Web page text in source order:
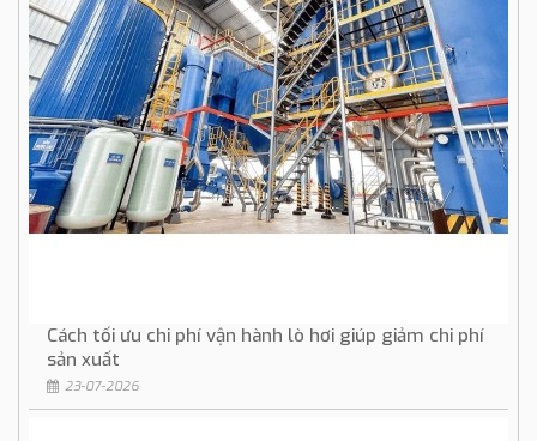
Cách tối ưu chi phí vận hành lò hơi giúp giảm chi phí
sản xuất
23-07-2026